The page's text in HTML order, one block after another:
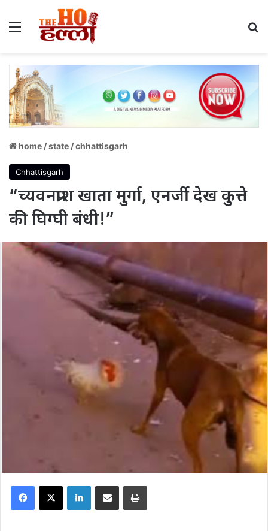
Menu
home /state /chhattisgarh
Chhattisgarh
“च्यवनप्राश खाता मुर्गा, एनर्जी देख कुत्ते
की घिग्घी बंधी!”
Facebook
X LinkedInShare via Email Print